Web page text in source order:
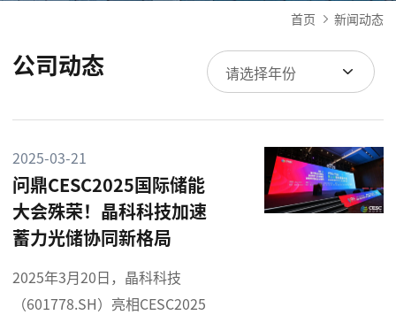
首页 新闻动态
公司动态 请选择年份
2025-03-21
问鼎CESC2025国际储能
大会殊荣！晶科科技加速
蓄力光储协同新格局
2025年3月20日，晶科科技
（601778.SH）亮相CESC2025